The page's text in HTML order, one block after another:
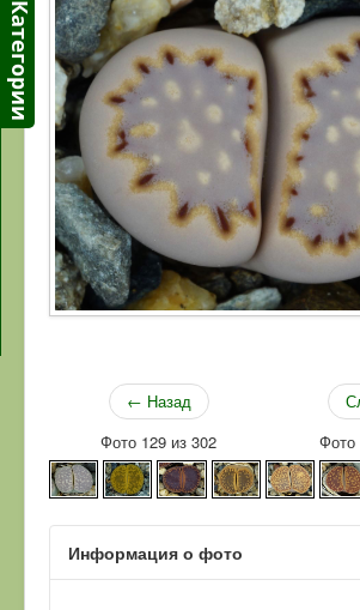
Ссылки
Контакты
← Назад
Фото 129 из 302
Фото
Информация о фото